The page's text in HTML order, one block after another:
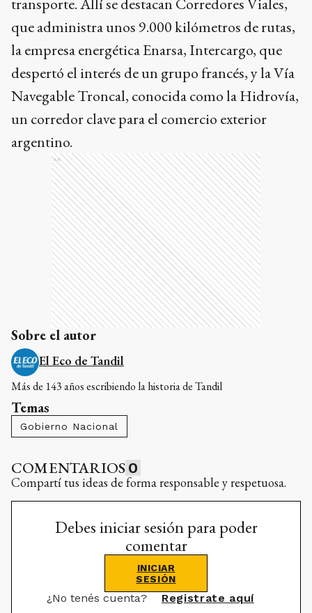
que administra unos 9.000 kilómetros de rutas,
la empresa energética Enarsa, Intercargo, que
despertó el interés de un grupo francés, y la Vía
Navegable Troncal, conocida como la Hidrovía,
un corredor clave para el comercio exterior
argentino.
Ads
Sobre el autor
El Eco de Tandil
Más de 143 años escribiendo la historia de Tandil
Temas
Gobierno Nacional
COMENTARIOS 0
Compartí tus ideas de forma responsable y respetuosa.
Debes iniciar sesión para poder
comentar
INICIAR
SESIÓN
¿No tenés cuenta? Registrate aquí